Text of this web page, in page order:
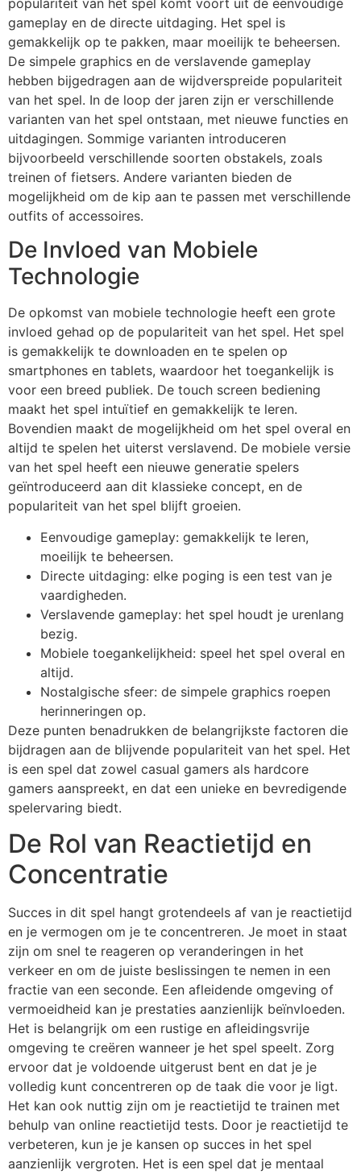
gameplay en de directe uitdaging. Het spel is
gemakkelijk op te pakken, maar moeilijk te beheersen.
De simpele graphics en de verslavende gameplay
hebben bijgedragen aan de wijdverspreide populariteit
van het spel. In de loop der jaren zijn er verschillende
varianten van het spel ontstaan, met nieuwe functies en
uitdagingen. Sommige varianten introduceren
bijvoorbeeld verschillende soorten obstakels, zoals
treinen of fietsers. Andere varianten bieden de
mogelijkheid om de kip aan te passen met verschillende
outfits of accessoires.
De Invloed van Mobiele
Technologie
De opkomst van mobiele technologie heeft een grote
invloed gehad op de populariteit van het spel. Het spel
is gemakkelijk te downloaden en te spelen op
smartphones en tablets, waardoor het toegankelijk is
voor een breed publiek. De touch screen bediening
maakt het spel intuïtief en gemakkelijk te leren.
Bovendien maakt de mogelijkheid om het spel overal en
altijd te spelen het uiterst verslavend. De mobiele versie
van het spel heeft een nieuwe generatie spelers
geïntroduceerd aan dit klassieke concept, en de
populariteit van het spel blijft groeien.
Eenvoudige gameplay: gemakkelijk te leren,
moeilijk te beheersen.
Directe uitdaging: elke poging is een test van je
vaardigheden.
Verslavende gameplay: het spel houdt je urenlang
bezig.
Mobiele toegankelijkheid: speel het spel overal en
altijd.
Nostalgische sfeer: de simpele graphics roepen
herinneringen op.
Deze punten benadrukken de belangrijkste factoren die
bijdragen aan de blijvende populariteit van het spel. Het
is een spel dat zowel casual gamers als hardcore
gamers aanspreekt, en dat een unieke en bevredigende
spelervaring biedt.
De Rol van Reactietijd en
Concentratie
Succes in dit spel hangt grotendeels af van je reactietijd
en je vermogen om je te concentreren. Je moet in staat
zijn om snel te reageren op veranderingen in het
verkeer en om de juiste beslissingen te nemen in een
fractie van een seconde. Een afleidende omgeving of
vermoeidheid kan je prestaties aanzienlijk beïnvloeden.
Het is belangrijk om een rustige en afleidingsvrije
omgeving te creëren wanneer je het spel speelt. Zorg
ervoor dat je voldoende uitgerust bent en dat je je
volledig kunt concentreren op de taak die voor je ligt.
Het kan ook nuttig zijn om je reactietijd te trainen met
behulp van online reactietijd tests. Door je reactietijd te
verbeteren, kun je je kansen op succes in het spel
aanzienlijk vergroten. Het is een spel dat je mentaal